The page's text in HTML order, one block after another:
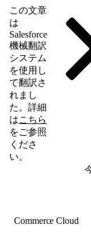
この文章
は
Salesforce
機械翻訳
システム
を使用し
て翻訳さ
れまし
た。詳細
はこちら
をご参照
くださ
い。
Commerce Cloud